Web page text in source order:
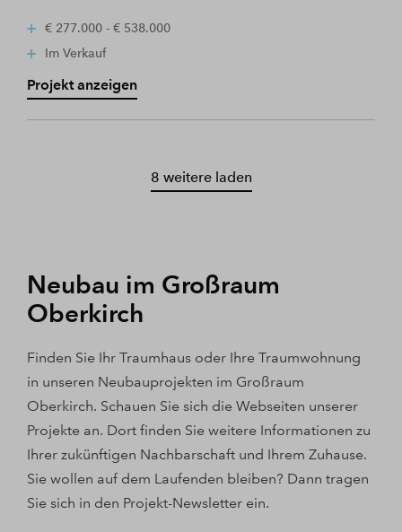
€ 277.000 - € 538.000
Im Verkauf
Projekt anzeigen
8 weitere laden
Neubau im Großraum
Oberkirch
Finden Sie Ihr Traumhaus oder Ihre Traumwohnung
in unseren Neubauprojekten im Großraum
Oberkirch. Schauen Sie sich die Webseiten unserer
Projekte an. Dort finden Sie weitere Informationen zu
Ihrer zukünftigen Nachbarschaft und Ihrem Zuhause.
Sie wollen auf dem Laufenden bleiben? Dann tragen
Sie sich in den Projekt-Newsletter ein.